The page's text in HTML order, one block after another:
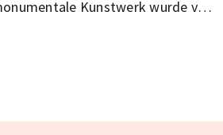
Kunstwerk wurde von